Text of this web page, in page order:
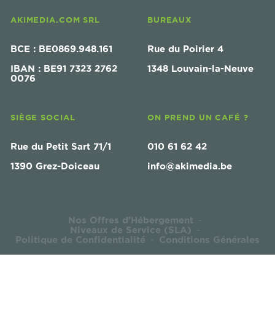
AKIMEDIA.COM SRL
BCE : BE0869.948.161
IBAN : BE91 7323 2762
0076
BUREAUX
Rue du Poirier 4
1348 Louvain-la-Neuve
SIÈGE SOCIAL
Rue du Petit Sart 71/1
1390 Grez-Doiceau
ON PREND UN CAFÉ ?
010 61 62 42
info@akimedia.be
Nos Offres d'Hébergement -
Niveaux de Service (SLA) -
Politique de Confidentialité - Conditions Générales